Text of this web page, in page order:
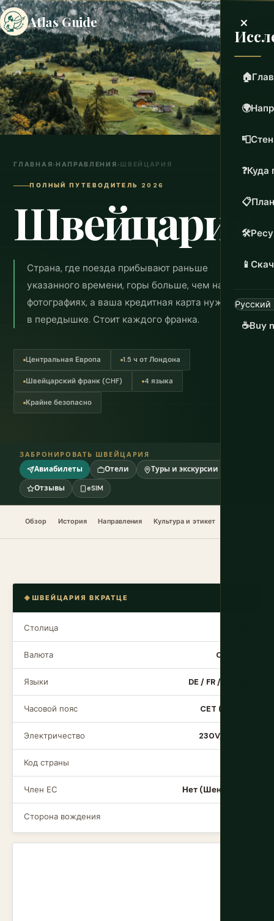
Atlas Guide ×
🏠
🌍
📮
❓Куда
📋
🛠️
📱
☕Buy
ГЛАВНАЯ›НАПРАВЛЕНИЯ ›ШВЕЙЦАРИЯ
ПОЛНЫЙ ПУТЕВОДИТЕЛЬ 2026
Швейцария
Страна, где поезда прибывают раньше
указанного времени, горы больше, чем на
фотографиях, а ваша кредитная карта нуждается
в передышке. Стоит каждого франка.
Центральная Европа 1.5 ч от Лондона
Швейцарский франк (CHF) 4 языка
Крайне безопасно
ЗАБРОНИРОВАТЬ ШВЕЙЦАРИЯ
Авиабилеты Отели
Туры и экскурсии
Отзывы
eSIM
Обзор История Направления Культура и этикет
ШВЕЙЦАРИЯ ВКРАТЦЕ
Столица
Валюта CHF (Fr.)
Языки DE / FR / IT / Rm
Часовой пояс CET (UTC+1)
Электричество 230V, Type J
Код страны
Член ЕС Нет (Шенген да)
Сторона вождения